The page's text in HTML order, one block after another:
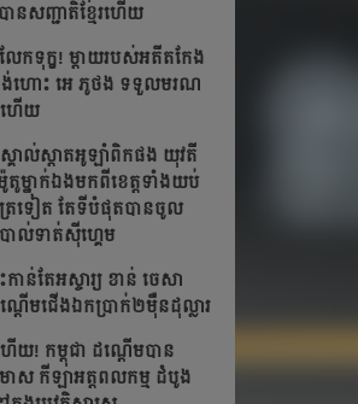
ាន​សញ្ជាតិ​ខ្មែរ​ហើយ​
ែក​ទុក្ខ​! ម្ដាយ​របស់​អតីត​កែង​
គង់​ហោះ​ អេ​ ភូថង​ ទទួល​មរណ
ហើយ
គាល់ស្តាតអូឡាំពិកផង យុវតី
ម៉ូតូម្នាក់ឯងមកពីខេត្ត​ទាំង​យប់
ទៀត តែ​ទី​បំផុត​បាន​ចូល​
ាល់ទាត់ស៊ីហ្គេម
ាន់​តែ​អស្ចារ្យ ខាន់ ចេសា
តើម​ជើង​ឯកប្រាក់២ម៉ឺនដុល្លារ​
ើយ! កម្ពុជា ដណ្តើមបាន
ាស កីឡាអត្តពលកម្ម ដំបូង